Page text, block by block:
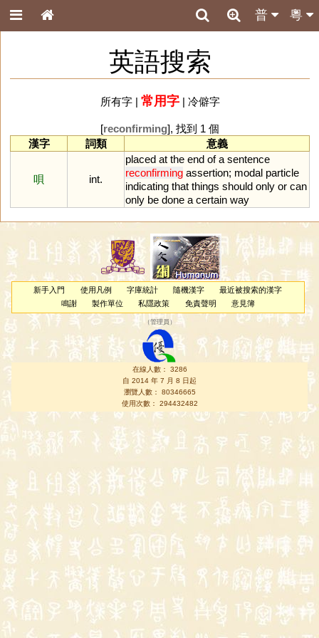
粵
普
英語搜索
所有字| 常用字| 冷僻字
[reconfirming], 找到 1 個
漢字
詞類 意義
唄 int.
placed at the end of a sentence
reconfirming assertion; modal particle
indicating that things should only or can
only be done a certain way
新手入門 使用凡例 字庫統計 隨機漢字
最近被搜索的漢字
鳴謝
製作單位 私隱政策 免責聲明 意見簿
（管理員 ）
在線人數： 3286
自 2014 年 7 月 8 日起
瀏覽人數： 80346665
使用次數： 294432482